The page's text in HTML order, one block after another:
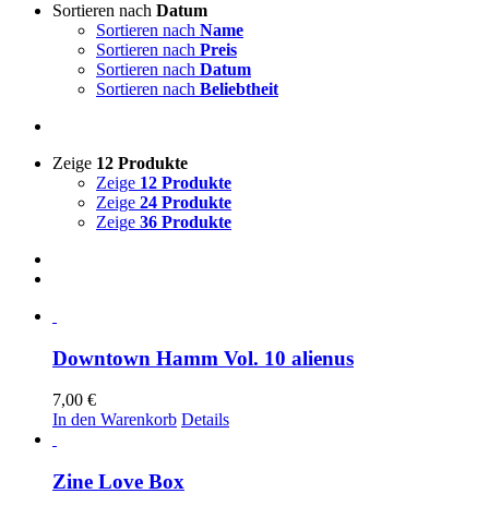
Sortieren nach Datum
Sortieren nach Name
Sortieren nach Preis
Sortieren nach Datum
Sortieren nach Beliebtheit
Zeige 12 Produkte
Zeige 12 Produkte
Zeige 24 Produkte
Zeige 36 Produkte
Downtown Hamm Vol. 10 alienus
7,00 €
In den Warenkorb Details
Zine Love Box